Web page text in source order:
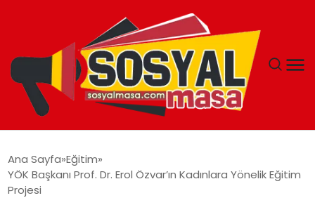
EKONOMI
Ana Sayfa Eğitim
YÖK Başkanı Prof. Dr. Erol Özvar’ın Kadınlara Yönelik Eğitim
Projesi